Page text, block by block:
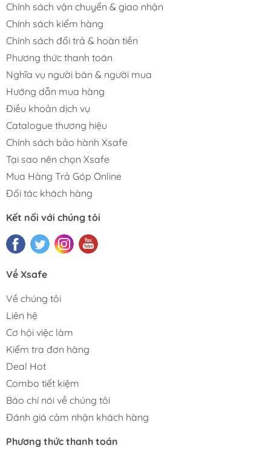
Chính sách vận chuyển & giao nhận
Chính sách kiểm hàng
Chính sách đổi trả & hoàn tiền
Phương thức thanh toán
Nghĩa vụ người bán & người mua
Hướng dẫn mua hàng
Điều khoản dịch vụ
Catalogue thương hiệu
Chính sách bảo hành Xsafe
Tại sao nên chọn Xsafe
Mua Hàng Trả Góp Online
Đối tác khách hàng
Kết nối với chúng tôi
Về Xsafe
Về chúng tôi
Liên hệ
Cơ hội việc làm
Kiểm tra đơn hàng
Deal Hot
Combo tiết kiệm
Báo chí nói về chúng tôi
Đánh giá cảm nhận khách hàng
Phương thức thanh toán